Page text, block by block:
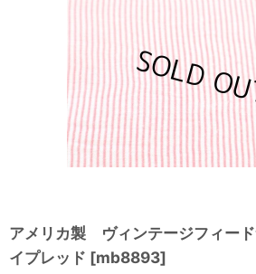
アメリカ製 ヴィンテージフィー
イプレッド [mb8893]